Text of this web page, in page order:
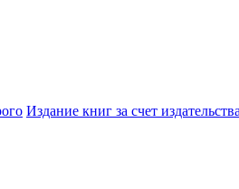
Издание книг за счет